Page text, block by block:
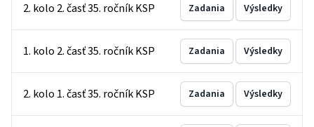
2. kolo 2. časť 35. ročník KSP Zadania Výsledky
1. kolo 2. časť 35. ročník KSP Zadania Výsledky
2. kolo 1. časť 35. ročník KSP Zadania Výsledky